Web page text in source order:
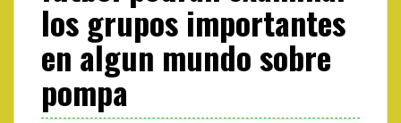
los grupos importantes
en algun mundo sobre
pompa